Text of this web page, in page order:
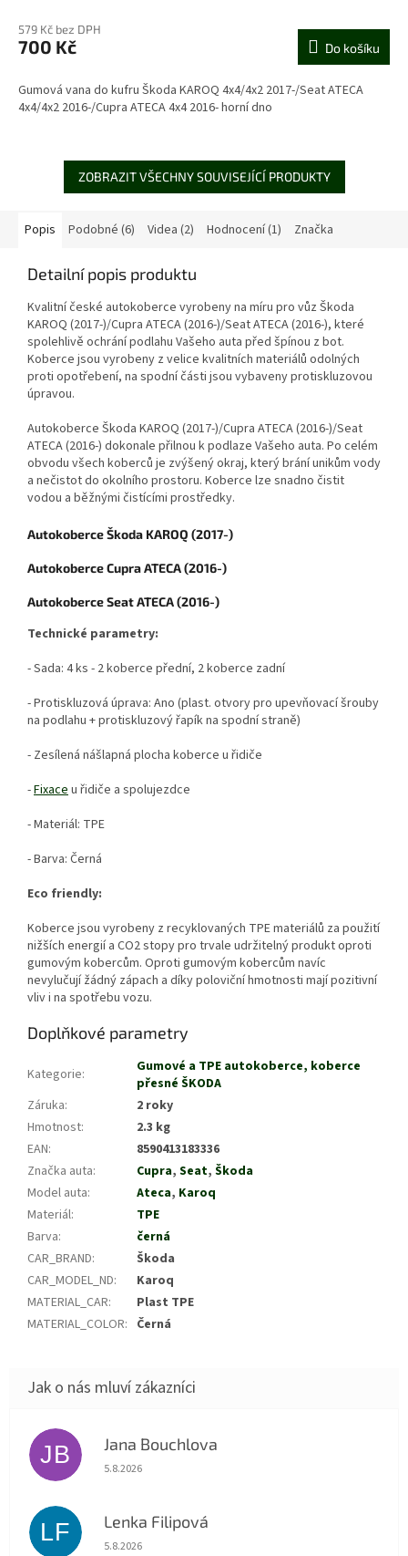
579 Kč bez DPH
700 Kč Do košíku
Gumová vana do kufru Škoda KAROQ 4x4/4x2 2017-/Seat ATECA
4x4/4x2 2016-/Cupra ATECA 4x4 2016- horní dno
ZOBRAZIT VŠECHNY SOUVISEJÍCÍ PRODUKTY
Popis Podobné (6) Videa (2) Hodnocení (1) Značka
Detailní popis produktu
Kvalitní české autokoberce vyrobeny na míru pro vůz Škoda
KAROQ (2017-)/Cupra ATECA (2016-)/Seat ATECA (2016-), které
spolehlivě ochrání podlahu Vašeho auta před špínou z bot.
Koberce jsou vyrobeny z velice kvalitních materiálů odolných
proti opotřebení, na spodní části jsou vybaveny protiskluzovou
úpravou.
Autokoberce Škoda KAROQ (2017-)/Cupra ATECA (2016-)/Seat
ATECA (2016-) dokonale přilnou k podlaze Vašeho auta. Po celém
obvodu všech koberců je zvýšený okraj, který brání unikům vody
a nečistot do okolního prostoru. Koberce lze snadno čistit
vodou a běžnými čistícími prostředky.
Autokoberce Škoda KAROQ (2017-)
Autokoberce Cupra ATECA (2016-)
Autokoberce Seat ATECA (2016-)
Technické parametry:
- Sada: 4 ks - 2 koberce přední, 2 koberce zadní
- Protiskluzová úprava: Ano (plast. otvory pro upevňovací šrouby
na podlahu + protiskluzový řapík na spodní straně)
- Zesílená nášlapná plocha koberce u řidiče
-Fixaceu řidiče a spolujezdce
- Materiál: TPE
- Barva: Černá
Eco friendly:
Koberce jsou vyrobeny z recyklovaných TPE materiálů za použití
nižších energií a CO2 stopy pro trvale udržitelný produkt oproti
gumovým kobercům. Oproti gumovým kobercům navíc
nevylučují žádný zápach a díky poloviční hmotnosti mají pozitivní
vliv i na spotřebu vozu.
Doplňkové parametry
Kategorie:
Gumové a TPE autokoberce, koberce
přesné ŠKODA
Záruka:
2 roky
Hmotnost:
2.3 kg
EAN:
8590413183336
Značka auta: Cupra, Seat, Škoda
Model auta: Ateca, Karoq
Materiál:
TPE
Barva:
černá
CAR_BRAND:
Škoda
CAR_MODEL_ND:
Karoq
MATERIAL_CAR:
Plast TPE
MATERIAL_COLOR: Černá
JB Jana Bouchlova
Hodnocení obchodu je 5 z 5 hvězdiček.
5.8.2026
LF Lenka Filipová
Hodnocení obchodu je 5 z 5 hvězdiček.
5.8.2026